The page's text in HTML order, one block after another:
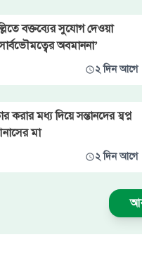
বক্তব্যের সুযোগ দেওয়া
অবমাননা’
২ দিন আগে
করার মধ্য দিয়ে সন্তানদের স্বপ্ন
মা
২ দিন আগে